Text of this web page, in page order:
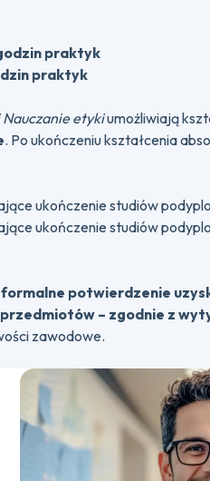
praktyk
praktyk
etykiumożliwiają
. Po ukończeniu kształcenia
ukończenie studiów
ukończenie studiów
formalne potwierdzenie
– zgodnie z
zawodowe.